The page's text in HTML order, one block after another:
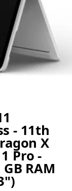
- 11th
X
Pro -
RAM